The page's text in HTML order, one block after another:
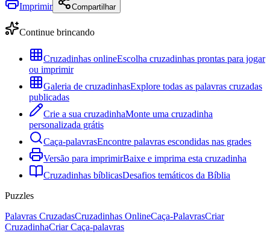
Imprimir Compartilhar
Continue brincando
Cruzadinhas onlineEscolha cruzadinhas prontas para jogar
ou imprimir
Galeria de cruzadinhasExplore todas as palavras cruzadas
publicadas
Crie a sua cruzadinhaMonte uma cruzadinha
personalizada grátis
Caça-palavrasEncontre palavras escondidas nas grades
Versão para imprimirBaixe e imprima esta cruzadinha
Cruzadinhas bíblicasDesafios temáticos da Bíblia
Puzzles
Palavras CruzadasCruzadinhas OnlineCaça-PalavrasCriar
CruzadinhaCriar Caça-palavras